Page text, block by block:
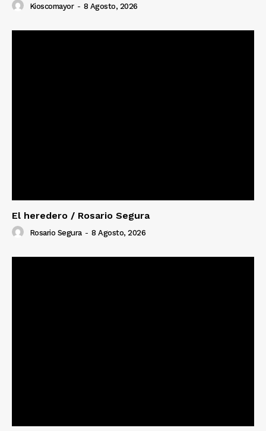
Kioscomayor - 8 Agosto, 2026
El heredero / Rosario Segura
Rosario Segura - 8 Agosto, 2026